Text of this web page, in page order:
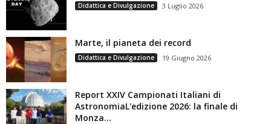
Didattica e Divulgazione 3 Luglio 2026
Marte, il pianeta dei record
Didattica e Divulgazione 19 Giugno 2026
Report XXIV Campionati Italiani di
AstronomiaL'edizione 2026: la finale di
Monza...